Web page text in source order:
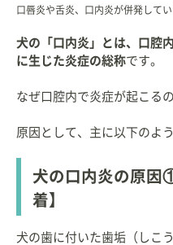
口唇炎や舌炎、口内炎が併発して
犬の「口内炎」とは、口腔
に生じた炎症の総称です。
なぜ口腔内で炎症が起こる
原因として、主に以下のよ
犬の口内炎の原因
着】
犬の歯に付いた歯垢（しこう